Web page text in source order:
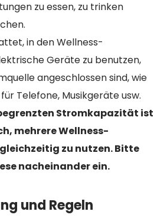
zu essen, zu trinken
in den Wellness-
Geräte zu benutzen,
angeschlossen sind, wie
Telefone, Musikgeräte usw.
Stromkapazität ist
mehrere Wellness-
zu nutzen. Bitte
nacheinander ein.
und Regeln